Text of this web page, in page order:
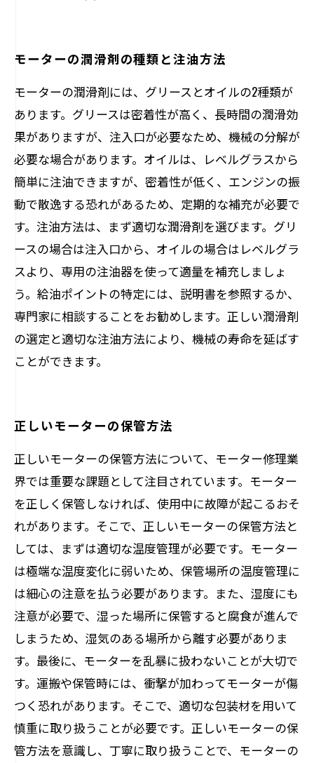
モーターの潤滑剤の種類と注油方法
モーターの潤滑剤には、グリースとオイルの2種類が
あります。グリースは密着性が高く、長時間の潤滑効
果がありますが、注入口が必要なため、機械の分解が
必要な場合があります。オイルは、レベルグラスから
簡単に注油できますが、密着性が低く、エンジンの振
動で散逸する恐れがあるため、定期的な補充が必要で
す。注油方法は、まず適切な潤滑剤を選びます。グリ
ースの場合は注入口から、オイルの場合はレベルグラ
スより、専用の注油器を使って適量を補充しましょ
う。給油ポイントの特定には、説明書を参照するか、
専門家に相談することをお勧めします。正しい潤滑剤
の選定と適切な注油方法により、機械の寿命を延ばす
ことができます。
正しいモーターの保管方法
正しいモーターの保管方法について、モーター修理業
界では重要な課題として注目されています。モーター
を正しく保管しなければ、使用中に故障が起こるおそ
れがあります。そこで、正しいモーターの保管方法と
しては、まずは適切な温度管理が必要です。モーター
は極端な温度変化に弱いため、保管場所の温度管理に
は細心の注意を払う必要があります。また、湿度にも
注意が必要で、湿った場所に保管すると腐食が進んで
しまうため、湿気のある場所から離す必要がありま
す。最後に、モーターを乱暴に扱わないことが大切で
す。運搬や保管時には、衝撃が加わってモーターが傷
つく恐れがあります。そこで、適切な包装材を用いて
慎重に取り扱うことが必要です。正しいモーターの保
管方法を意識し、丁寧に取り扱うことで、モーターの